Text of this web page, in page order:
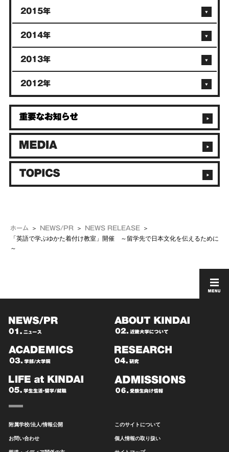
ホーム NEWS/PR NEWS RELEASE
「英語で学ぶゆかた着付け教室」開催 ～留学先で日本文化を伝えるために
～
2015年
2014年
2013年
2012年
附属学校/法人/情報公開
お問い合わせ
このサイトについて
個人情報の取り扱い